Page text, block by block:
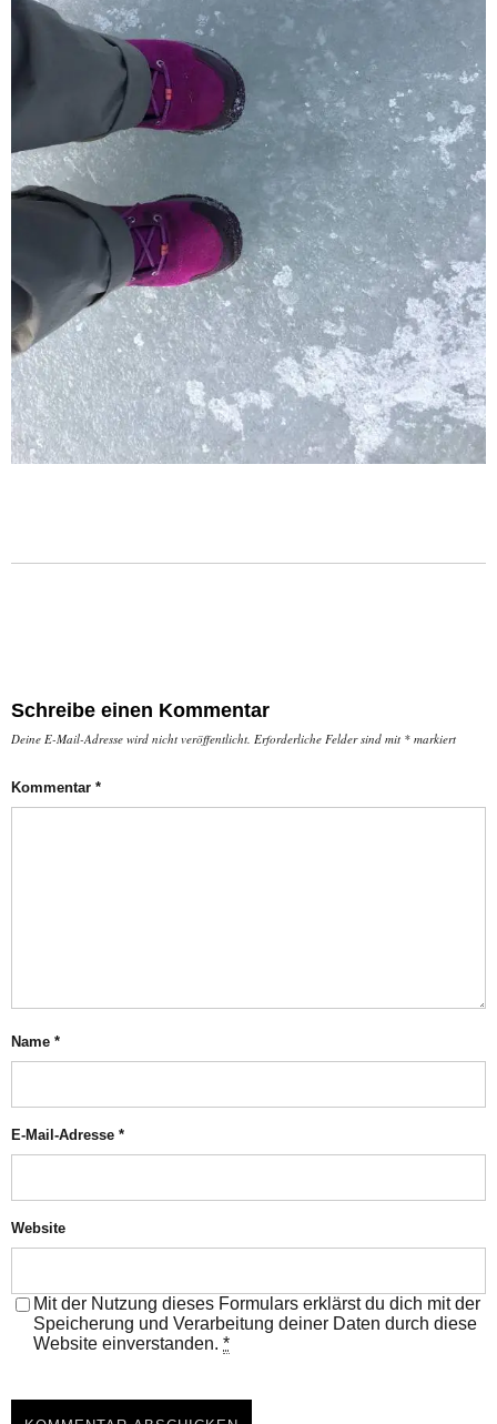
Schreibe einen Kommentar
Deine E-Mail-Adresse wird nicht veröffentlicht. Erforderliche Felder sind mit * markiert
Kommentar *
Name *
E-Mail-Adresse *
Website
Mit der Nutzung dieses Formulars erklärst du dich mit der
Speicherung und Verarbeitung deiner Daten durch diese
Website einverstanden. *